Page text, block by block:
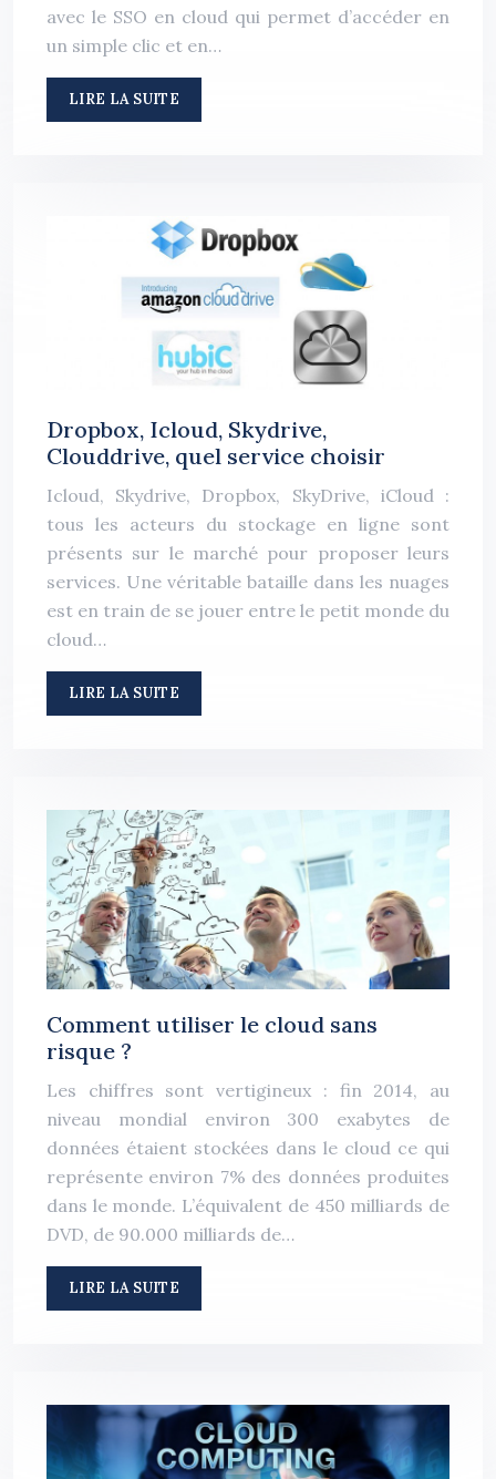
avec le SSO en cloud qui permet d’accéder en
un simple clic et en…
LIRE LA SUITE
Dropbox, Icloud, Skydrive,
Clouddrive, quel service choisir
Icloud, Skydrive, Dropbox, SkyDrive, iCloud :
tous les acteurs du stockage en ligne sont
présents sur le marché pour proposer leurs
services. Une véritable bataille dans les nuages
est en train de se jouer entre le petit monde du
cloud…
LIRE LA SUITE
Comment utiliser le cloud sans
risque ?
Les chiffres sont vertigineux : fin 2014, au
niveau mondial environ 300 exabytes de
données étaient stockées dans le cloud ce qui
représente environ 7% des données produites
dans le monde. L’équivalent de 450 milliards de
DVD, de 90.000 milliards de…
LIRE LA SUITE